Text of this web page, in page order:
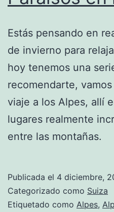
Estás pensando en
de invierno para
hoy tenemos una
recomendarte,
viaje a los Alpes, allí
lugares realmente
entre las montañas.
Publicada el 4 diciembre,
Categorizado como Suiza
Etiquetado como Alpes,